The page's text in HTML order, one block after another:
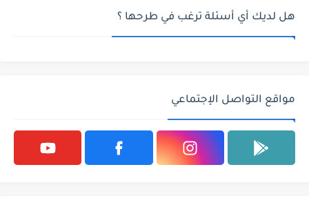
هل لديك أي أسئلة ترغب في طرحها ؟
مواقع التواصل الإجتماعي